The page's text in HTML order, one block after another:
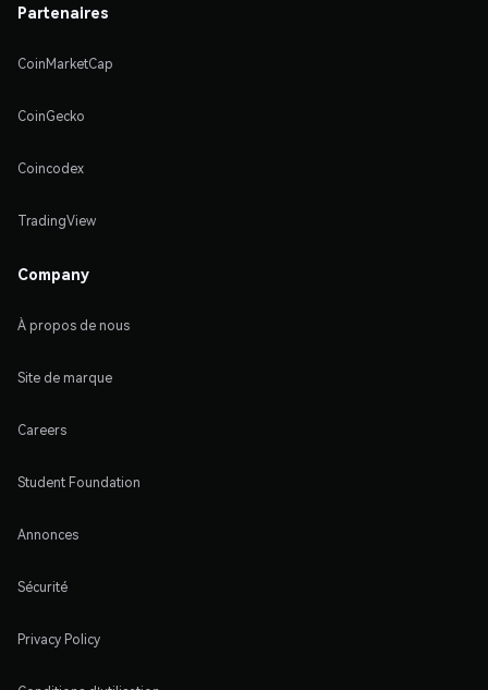
Partenaires
CoinMarketCap
CoinGecko
Coincodex
TradingView
Company
À propos de nous
Site de marque
Careers
Student Foundation
Annonces
Sécurité
Privacy Policy